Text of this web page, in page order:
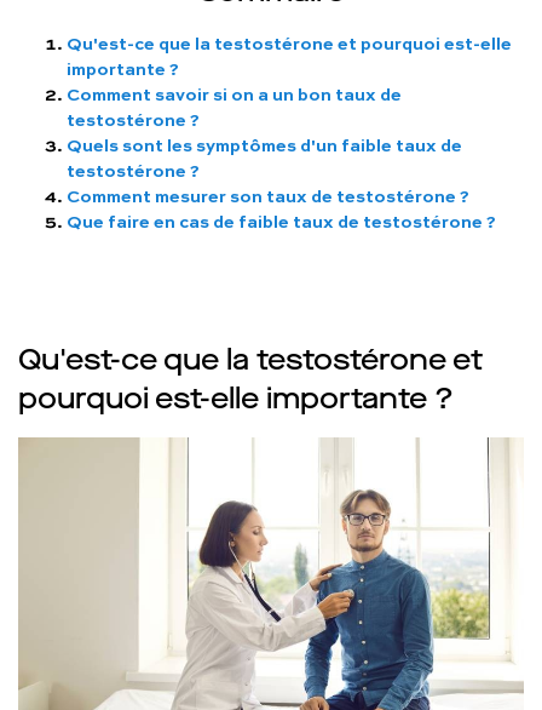
Qu'est-ce que la testostérone et pourquoi est-elle
importante ?
Comment savoir si on a un bon taux de
testostérone ?
Quels sont les symptômes d'un faible taux de
testostérone ?
Comment mesurer son taux de testostérone ?
Que faire en cas de faible taux de testostérone ?
Qu'est-ce que la testostérone et
pourquoi est-elle importante ?